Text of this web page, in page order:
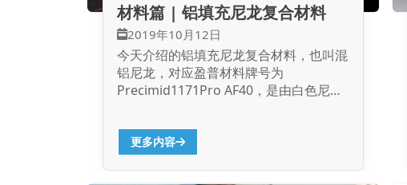
材料篇 | 铝填充尼龙复合材料
2019年10月12日
今天介绍的铝填充尼龙复合材料，也叫混
铝尼龙，对应盈普材料牌号为
Precimid1171Pro AF40，是由白色尼龙
材料。如上描述就是在尼龙的粉末中掺杂
一部分铝粉，通过SLS技术进行打印，使
打印出的成品赋有金属的光泽。混铝材料
更多内容